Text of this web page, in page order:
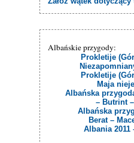
Albańskie przygody:
Prokletije
Prokletije
Maja
Albańska
– Butrint
Albańska
Berat –
Albania